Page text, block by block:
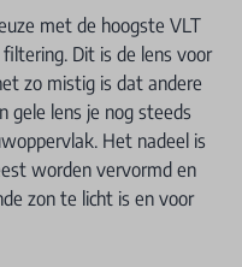
met de hoogste VLT
Dit is de lens voor
zo mistig is dat andere
gele lens je nog steeds
Het nadeel is
worden vervormd en
zon te licht is en voor